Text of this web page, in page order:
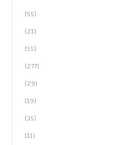
(55)
(21)
(55)
(277)
(29)
(19)
(35)
(11)